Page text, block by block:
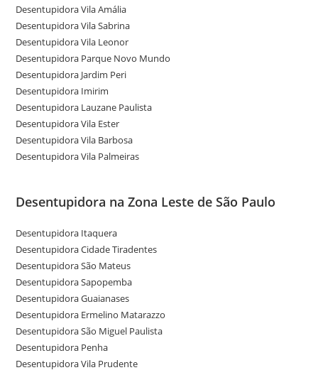
Desentupidora Vila Amália
Desentupidora Vila Sabrina
Desentupidora Vila Leonor
Desentupidora Parque Novo Mundo
Desentupidora Jardim Peri
Desentupidora Imirim
Desentupidora Lauzane Paulista
Desentupidora Vila Ester
Desentupidora Vila Barbosa
Desentupidora Vila Palmeiras
Desentupidora na Zona Leste de São Paulo
Desentupidora Itaquera
Desentupidora Cidade Tiradentes
Desentupidora São Mateus
Desentupidora Sapopemba
Desentupidora Guaianases
Desentupidora Ermelino Matarazzo
Desentupidora São Miguel Paulista
Desentupidora Penha
Desentupidora Vila Prudente